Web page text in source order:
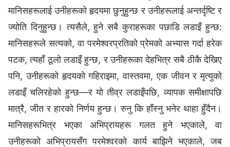
मानिसहरूलाई उनीहरूको हृदयमा छुनुहुन्छ र उनीहरूलाई अन्तर्दृष्टि र
ज्योति दिनुहुन्छ। त्यसैले, हुने सबै कुराहरूका पछाडि लडाइँ हुन्छ:
मानिसहरूले सत्यको, वा परमेश्‍वरप्रतिको प्रेमको अभ्यास गर्दा हरेक
पटक, त्यहाँ ठूलो लडाइँ हुन्छ, र उनीहरूका देहभित्र सबै ठीकै देखिए
पनि, उनीहरूको हृदयको गहिराइमा, वास्तवमा, एक जीवन र मृत्युको
लडाइँ चलिरहेको हुन्छ—र यो तीव्र लडाइँपछि, व्यापक समीक्षापछि
मात्रै, जीत र हारको निर्णय हुन्छ। रुनु कि हाँस्नु भनेर थाहा हुँदैन।
मानिसहरूभित्र भएका अभिप्रायहरू गलत हुने भएकाले, वा
उनीहरूको अभिप्रायसँग परमेश्‍वरको कार्य बाझिने भएकाले, जब